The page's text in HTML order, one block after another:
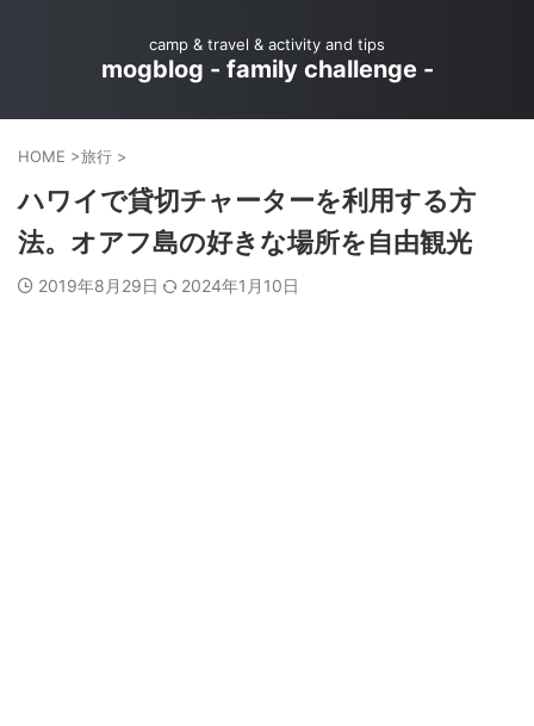
camp & travel & activity and tips
mogblog - family challenge -
HOME >旅行 >
ハワイで貸切チャーターを利用する方
法。オアフ島の好きな場所を自由観光
2019年8月29日 2024年1月10日